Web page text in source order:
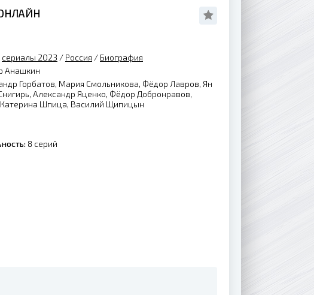
сериалы 2023 / Россия / Биография
Анашкин
Горбатов, Мария Смольникова, Фёдор Лавров, Ян
Александр Яценко, Фёдор Добронравов,
Катерина Шпица, Василий Щипицын
8 серий